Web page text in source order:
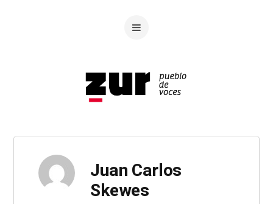
Juan Carlos
Skewes